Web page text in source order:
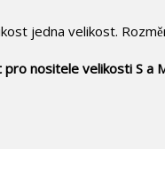
jedna velikost.
nositele velikosti S a